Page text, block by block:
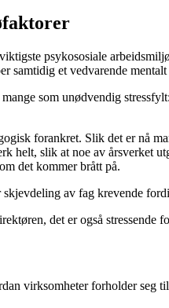
psykososiale
samtidig et vedvarende mentalt
som unødvendig
forankret. Slik det er nå
helt, slik at noe av
det kommer brått på.
av fag krevende
det er også
virksomheter forholder seg